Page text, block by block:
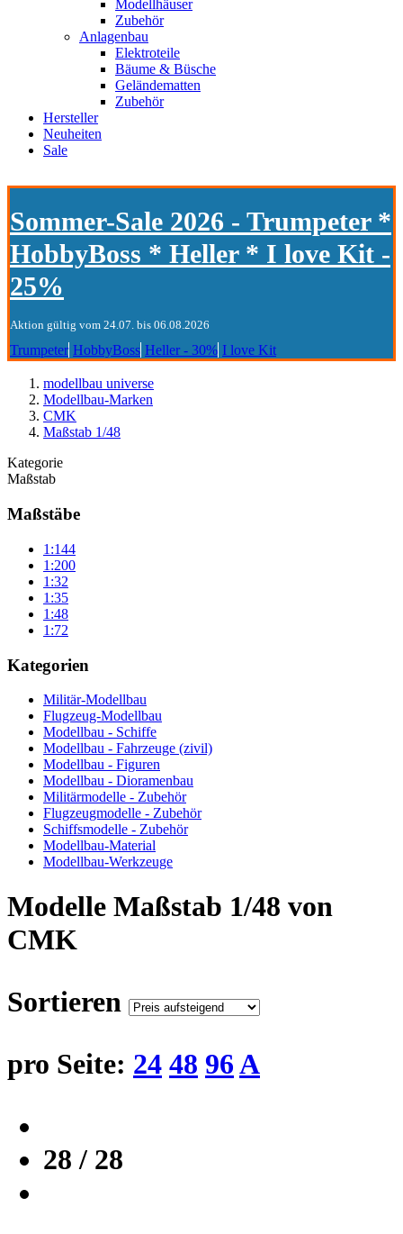
Modellhäuser
Zubehör
Anlagenbau
Elektroteile
Bäume & Büsche
Geländematten
Zubehör
Hersteller
Neuheiten
Sale
Sommer-Sale 2026 - Trumpeter *
HobbyBoss * Heller * I love Kit -
25%
Aktion gültig vom 24.07. bis 06.08.2026
Trumpeter HobbyBoss Heller - 30% I love Kit
modellbau universe
Modellbau-Marken
CMK
Maßstab 1/48
Kategorie
Maßstab
Maßstäbe
1:144
1:200
1:32
1:35
1:48
1:72
Kategorien
Militär-Modellbau
Flugzeug-Modellbau
Modellbau - Schiffe
Modellbau - Fahrzeuge (zivil)
Modellbau - Figuren
Modellbau - Dioramenbau
Militärmodelle - Zubehör
Flugzeugmodelle - Zubehör
Schiffsmodelle - Zubehör
Modellbau-Material
Modellbau-Werkzeuge
Modelle Maßstab 1/48 von
CMK
Sortieren
pro Seite: 24 48 96A
28 / 28